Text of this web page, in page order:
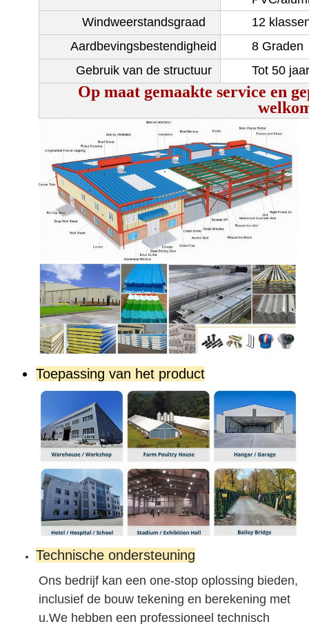
Windweerstandsgraad
12
Aardbevingsbestendigheid
8 Graden
Gebruik van de structuur
Tot 50 jaar
Op maat gemaakte service en
Toepassing van het product
Technische ondersteuning
Ons bedrijf kan een one-stop oplossing bieden,
inclusief de bouw tekening en berekening met
u.We hebben een professioneel technisch